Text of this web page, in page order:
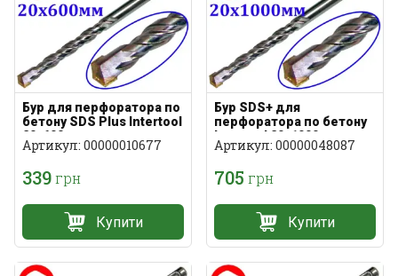
Бур для перфоратора по
бетону SDS Plus Intertool
20х600мм
Артикул: 00000010677
339грн
Купити
Бур SDS+ для
перфоратора по бетону
Intertool 20х1000мм
Артикул: 00000048087
705 грн
Купити